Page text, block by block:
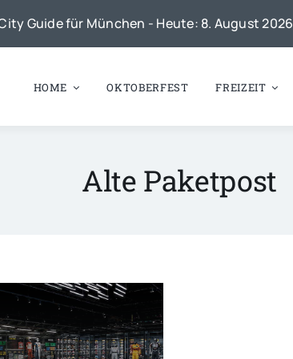
Guide für München - Heute: 8. August 2026
HOME OKTOBERFEST FREIZEIT
Alte Paketpost